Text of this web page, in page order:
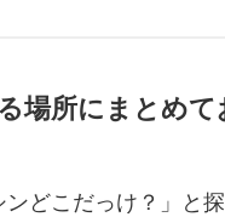
場所にまとめて
どこだっけ？」と